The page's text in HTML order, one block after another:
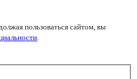
пользоваться сайтом, вы